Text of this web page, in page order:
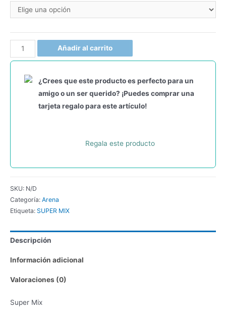
Añadir al carrito
¿Crees que este producto es perfecto para un
amigo o un ser querido? ¡Puedes comprar una
tarjeta regalo para este artículo!
Regala este producto
SKU: N/D
Categoría: Arena
Etiqueta: SUPER MIX
Descripción
Información adicional
Valoraciones (0)
Super Mix